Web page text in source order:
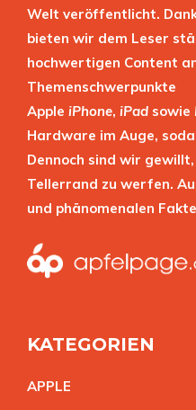
Welt veröffentlicht.
bieten wir dem Leser
hochwertigen Content
Themenschwerpunkte
Apple iPhone, iPad sowie
Hardware im Auge,
Dennoch sind wir
Tellerrand zu werfen.
und phänomenalen
KATEGORIEN
APPLE